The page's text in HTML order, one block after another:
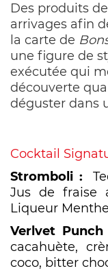
Des produits
arrivages afin
la carte de
une figure de
exécutée qui
découverte
déguster dans
Cocktail
Stromboli :
Jus de fraise
Liqueur
Verlvet Punch
cacahuète,
coco, bitter